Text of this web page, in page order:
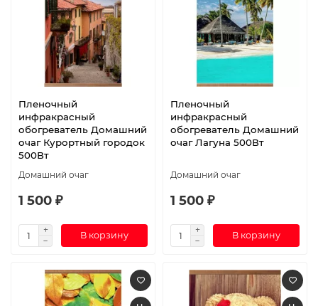
Пленочный
инфракрасный
обогреватель Домашний
очаг Курортный городок
500Вт
Домашний очаг
1 500 ₽
В корзину
Пленочный
инфракрасный
обогреватель Домашний
очаг Лагуна 500Вт
Домашний очаг
1 500 ₽
В корзину